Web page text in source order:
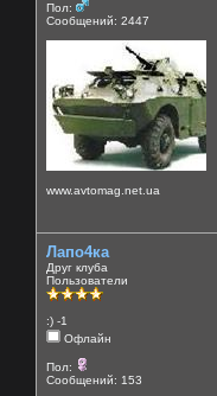
Пол:
Сообщений: 2447
www.avtomag.net.ua
Лапо4ка
Друг клуба
Пользователи
:) -1
Офлайн
Пол:
Сообщений: 153